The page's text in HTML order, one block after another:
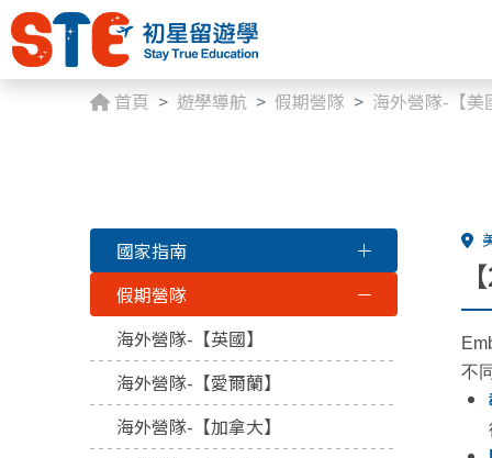
首頁 遊學導航 假期營隊 海外營隊-【美
國家指南
假期營隊
海外營隊-【英國】
海外營隊-【愛爾蘭】
海外營隊-【加拿大】
不